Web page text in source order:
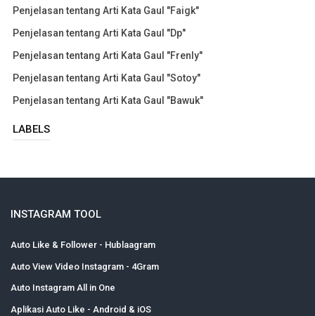
Penjelasan tentang Arti Kata Gaul "Faigk"
Penjelasan tentang Arti Kata Gaul "Dp"
Penjelasan tentang Arti Kata Gaul "Frenly"
Penjelasan tentang Arti Kata Gaul "Sotoy"
Penjelasan tentang Arti Kata Gaul "Bawuk"
LABELS
INSTAGRAM TOOL
Auto Like & Follower - Hublaagram
Auto View Video Instagram - 4Gram
Auto Instagram All in One
Aplikasi Auto Like - Android & iOS